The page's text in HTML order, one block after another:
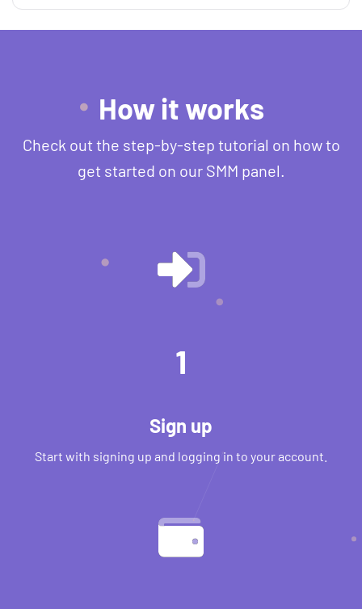
How it works
Check out the step-by-step tutorial on how to
get started on our SMM panel.
1
Sign up
Start with signing up and logging in to your account.